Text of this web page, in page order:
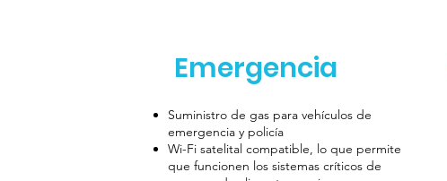
Emergencia
Suministro de gas para vehículos de
emergencia y policía
Wi-Fi satelital compatible, lo que permite
que funcionen los sistemas críticos de